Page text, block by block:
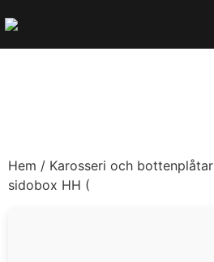
Hem / Karosseri och bottenplåtar
sidobox HH (